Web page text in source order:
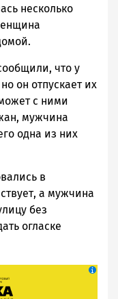
несколько
что у
он отпускает их
с ними
мужчина
одна из них
в
а мужчина
без
огласке